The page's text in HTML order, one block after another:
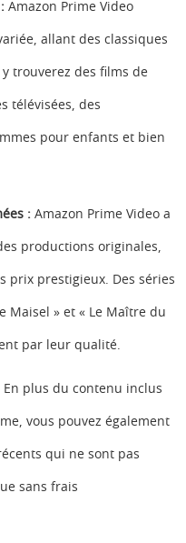
Amazon Prime Video
allant des classiques
trouverez des films de
télévisées, des
pour enfants et bien
: Amazon Prime Video a
productions originales,
prix prestigieux. Des séries
Maisel » et « Le Maître du
par leur qualité.
En plus du contenu inclus
vous pouvez également
qui ne sont pas
sans frais